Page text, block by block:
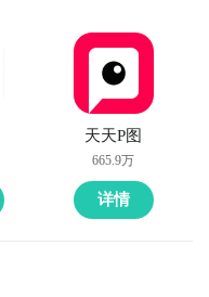
天天P图
665.9万
详情